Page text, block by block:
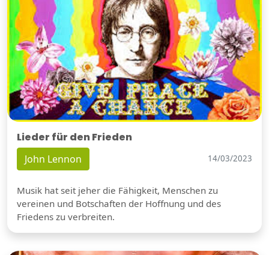
Lieder für den Frieden
John Lennon 14/03/2023
Musik hat seit jeher die Fähigkeit, Menschen zu
vereinen und Botschaften der Hoffnung und des
Friedens zu verbreiten.